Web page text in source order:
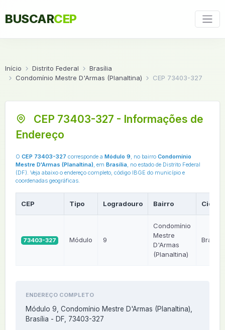
BUSCARCEP
Início Distrito Federal
Brasília
Condomínio Mestre D'Armas (Planaltina)
CEP 73403-327
CEP 73403-327 - Informações de
Endereço
O CEP 73403-327 corresponde a Módulo 9, no bairro Condomínio
Mestre D'Armas (Planaltina), em Brasília, no estado de Distrito Federal
(DF). Veja abaixo o endereço completo, código IBGE do município e
coordenadas geográficas.
CEP Tipo Logradouro Bairro Cidade
73403-327 Módulo 9
Condomínio
Mestre
D'Armas
(Planaltina)
Brasília
ENDEREÇO COMPLETO
Módulo 9, Condomínio Mestre D'Armas (Planaltina),
Brasília - DF, 73403-327